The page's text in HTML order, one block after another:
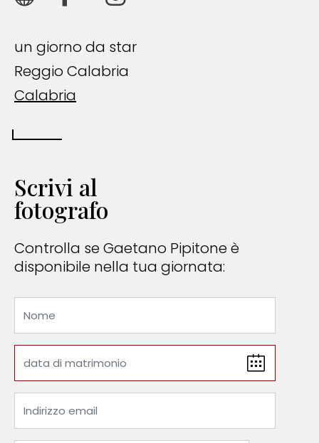
un giorno da star
Reggio Calabria
Calabria
Scrivi al
fotografo
Controlla se Gaetano Pipitone è
disponibile nella tua giornata: